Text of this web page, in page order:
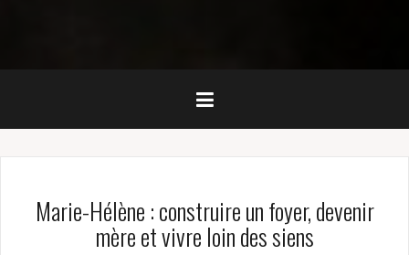
Marie-Hélène : construire un foyer, devenir
mère et vivre loin des siens